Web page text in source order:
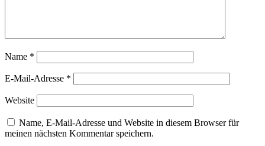
Name *
E-Mail-Adresse *
Website
Name, E-Mail-Adresse und Website in diesem Browser für
meinen nächsten Kommentar speichern.